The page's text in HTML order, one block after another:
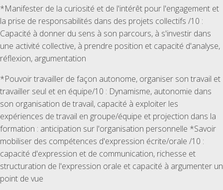
*Manifester de la curiosité et de l'intérêt pour l'engagement et
la prise de responsabilités dans des projets collectifs /10 :
Capacité à donner du sens à son parcours, à s'investir dans
une activité collective, à prendre position et capacité d'analyse,
réflexion, argumentation
*Pouvoir travailler de façon autonome, organiser son travail et
travailler seul et en équipe/10 : Dynamisme, autonomie dans
son organisation de travail, capacité à exploiter les
expériences de travail en groupe/équipe et projection dans la
formation : anticipation sur l'organisation personnelle *Savoir
mobiliser des compétences d'expression écrite/orale /10 :
capacité d'expression et de communication, richesse et
structuration de l'expression orale et capacité à argumenter un
point de vue